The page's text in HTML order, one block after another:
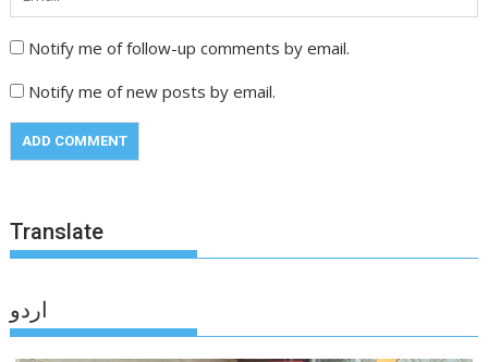
Notify me of follow-up comments by email.
Notify me of new posts by email.
Translate
اردو